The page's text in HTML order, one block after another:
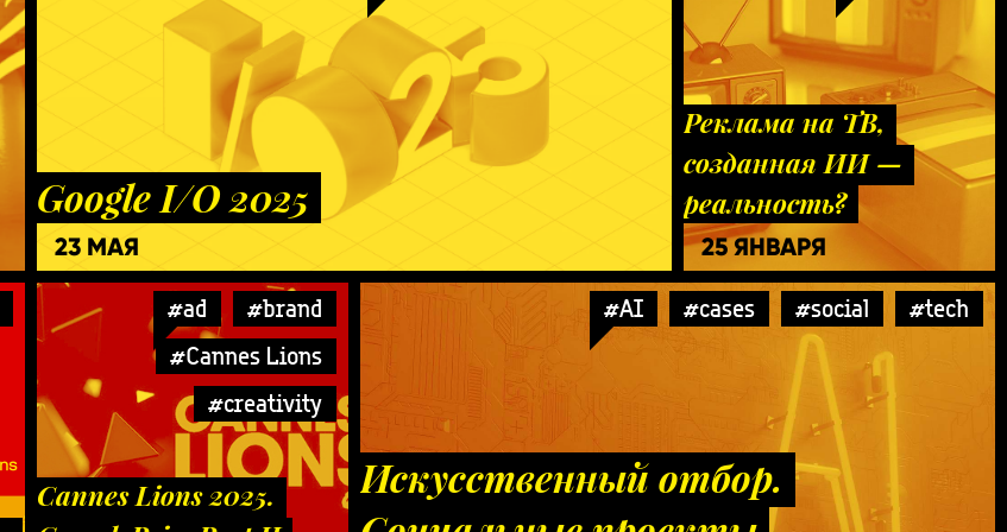
Google I/O 2025
23 МАЯ
Реклама на ТВ,
созданная ИИ —
реальность?
25 ЯНВАРЯ
#ad
#brand
#Cannes Lions
#creativity
Cannes Lions 2025.
#AI #cases #social #tech
Искусственный отбор.